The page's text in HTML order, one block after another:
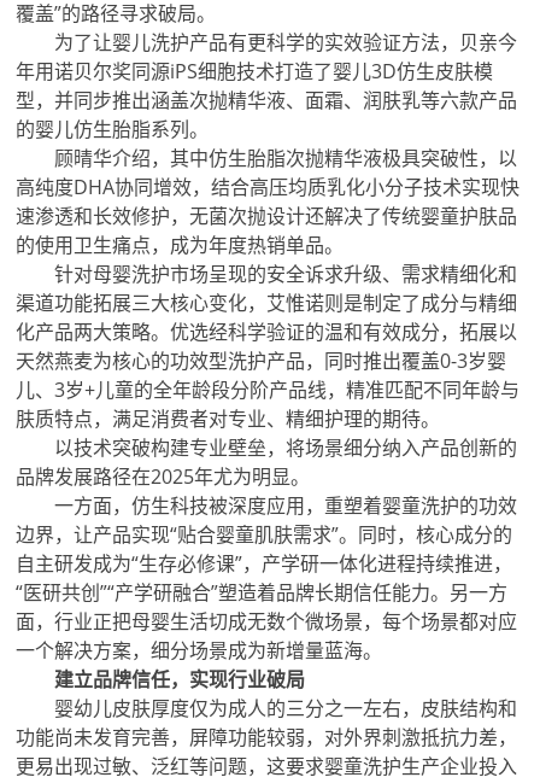
覆盖”的路径寻求破局。
为了让婴儿洗护产品有更科学的实效验证方法，贝亲今
年用诺贝尔奖同源iPS细胞技术打造了婴儿3D仿生皮肤模
型，并同步推出涵盖次抛精华液、面霜、润肤乳等六款产品
的婴儿仿生胎脂系列。
顾晴华介绍，其中仿生胎脂次抛精华液极具突破性，以
高纯度DHA协同增效，结合高压均质乳化小分子技术实现快
速渗透和长效修护，无菌次抛设计还解决了传统婴童护肤品
的使用卫生痛点，成为年度热销单品。
针对母婴洗护市场呈现的安全诉求升级、需求精细化和
渠道功能拓展三大核心变化，艾惟诺则是制定了成分与精细
化产品两大策略。优选经科学验证的温和有效成分，拓展以
天然燕麦为核心的功效型洗护产品，同时推出覆盖0-3岁婴
儿、3岁+儿童的全年龄段分阶产品线，精准匹配不同年龄与
肤质特点，满足消费者对专业、精细护理的期待。
以技术突破构建专业壁垒，将场景细分纳入产品创新的
品牌发展路径在2025年尤为明显。
一方面，仿生科技被深度应用，重塑着婴童洗护的功效
边界，让产品实现“贴合婴童肌肤需求”。同时，核心成分的
自主研发成为“生存必修课”，产学研一体化进程持续推进，
“医研共创”“产学研融合”塑造着品牌长期信任能力。另一方
面，行业正把母婴生活切成无数个微场景，每个场景都对应
一个解决方案，细分场景成为新增量蓝海。
建立品牌信任，实现行业破局
婴幼儿皮肤厚度仅为成人的三分之一左右，皮肤结构和
功能尚未发育完善，屏障功能较弱，对外界刺激抵抗力差，
更易出现过敏、泛红等问题，这要求婴童洗护生产企业投入